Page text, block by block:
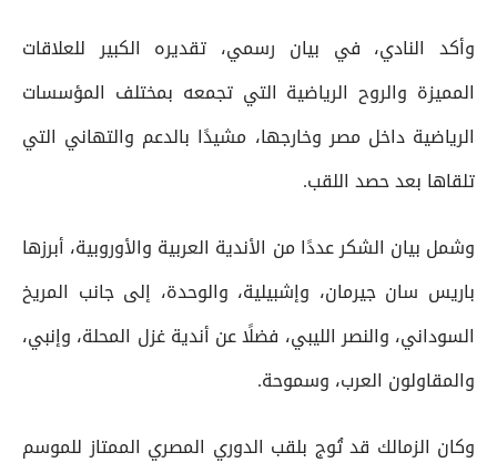
وأكد النادي، في بيان رسمي، تقديره الكبير للعلاقات
المميزة والروح الرياضية التي تجمعه بمختلف المؤسسات
الرياضية داخل مصر وخارجها، مشيدًا بالدعم والتهاني التي
تلقاها بعد حصد اللقب.
وشمل بيان الشكر عددًا من الأندية العربية والأوروبية، أبرزها
باريس سان جيرمان، وإشبيلية، والوحدة، إلى جانب المريخ
السوداني، والنصر الليبي، فضلًا عن أندية غزل المحلة، وإنبي،
والمقاولون العرب، وسموحة.
وكان الزمالك قد تُوج بلقب الدوري المصري الممتاز للموسم